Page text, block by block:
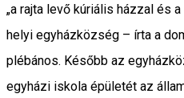
„a rajta levő kúriális házzal és
helyi egyházközség – írta a
plébános. Később az
egyházi iskola épületét az